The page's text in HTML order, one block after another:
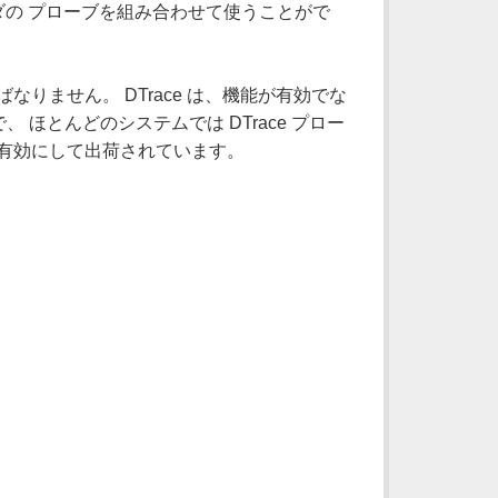
プローブを組み合わせて使うことがで
りません。 DTrace は、機能が有効でな
ほとんどのシステムでは DTrace プロー
効にして出荷されています。